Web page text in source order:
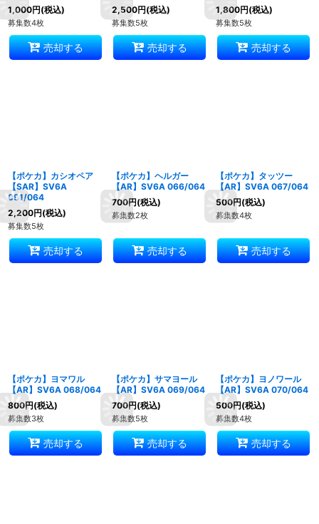
1,000円(税込)
募集数4枚
売却する
2,500円(税込)
募集数5枚
売却する
1,800円(税込)
募集数5枚
売却する
【ポケカ】カシオペア
【SAR】SV6A
091/064
2,200円(税込)
募集数5枚
売却する
【ポケカ】ヘルガー
【AR】SV6A 066/064
700円(税込)
募集数2枚
売却する
【ポケカ】タッツー
【AR】SV6A 067/064
500円(税込)
募集数4枚
売却する
【ポケカ】ヨマワル
【AR】SV6A 068/064
800円(税込)
募集数3枚
売却する
【ポケカ】サマヨール
【AR】SV6A 069/064
700円(税込)
募集数5枚
売却する
【ポケカ】ヨノワール
【AR】SV6A 070/064
500円(税込)
募集数4枚
売却する